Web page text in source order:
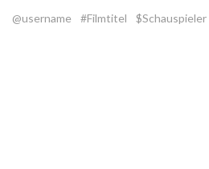
@username #Filmtitel $Schauspieler